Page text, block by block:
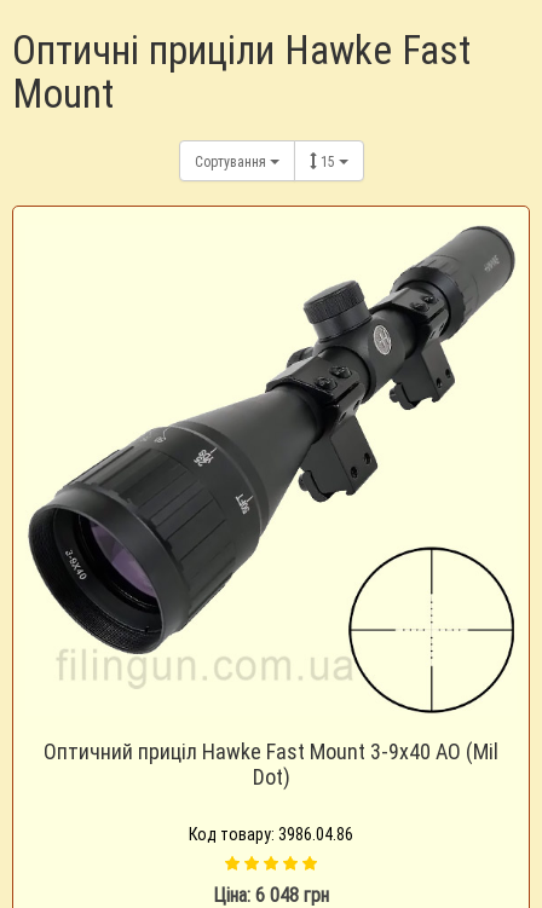
Оптичні приціли Hawke Fast
Mount
Сортування 15
Оптичний приціл Hawke Fast Mount 3-9x40 AO (Mil
Dot)
Код товару: 3986.04.86
Ціна: 6 048 грн